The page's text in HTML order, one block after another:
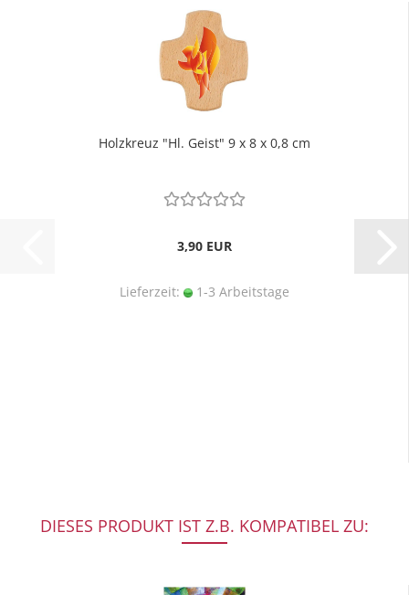
Holzkreuz "Hl. Geist" 9 x 8 x 0,8 cm
3,90 EUR
Lieferzeit: 1-3 Arbeitstage
DIESES PRODUKT IST Z.B. KOMPATIBEL ZU: